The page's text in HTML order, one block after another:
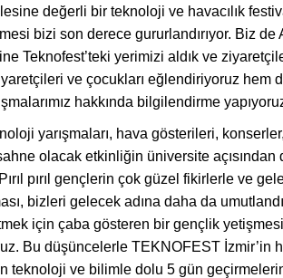
değerli bir teknoloji ve havacılık
bizi son derece gururlandırıyor. Biz
Teknofest’teki yerimizi aldık ve
ve çocukları eğlendiriyoruz hem
hakkında bilgilendirme
yarışmaları, hava gösterileri,
olacak etkinliğin üniversite açısından
pırıl gençlerin çok güzel fikirlerle ve
bizleri gelecek adına daha da
için çaba gösteren bir gençlik
Bu düşüncelerle TEKNOFEST İzmir’in
teknoloji ve bilimle dolu 5 gün